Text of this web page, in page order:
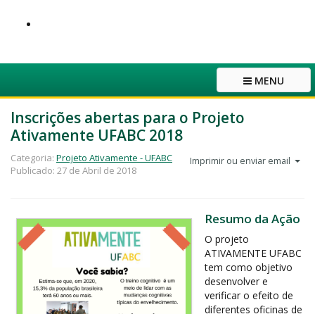
MENU
Inscrições abertas para o Projeto
Ativamente UFABC 2018
Imprimir ou enviar email
Categoria: Projeto Ativamente - UFABC
Publicado: 27 de Abril de 2018
Resumo da Ação
O projeto
ATIVAMENTE UFABC
tem como objetivo
desenvolver e
verificar o efeito de
diferentes oficinas de